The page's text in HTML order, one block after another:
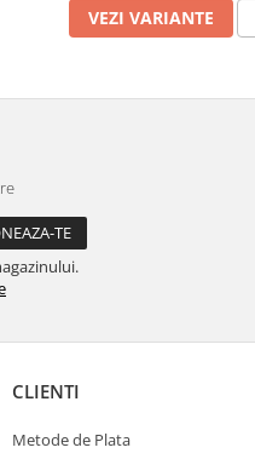
VEZI VARIANTE
CLIENTI
Metode de Plata